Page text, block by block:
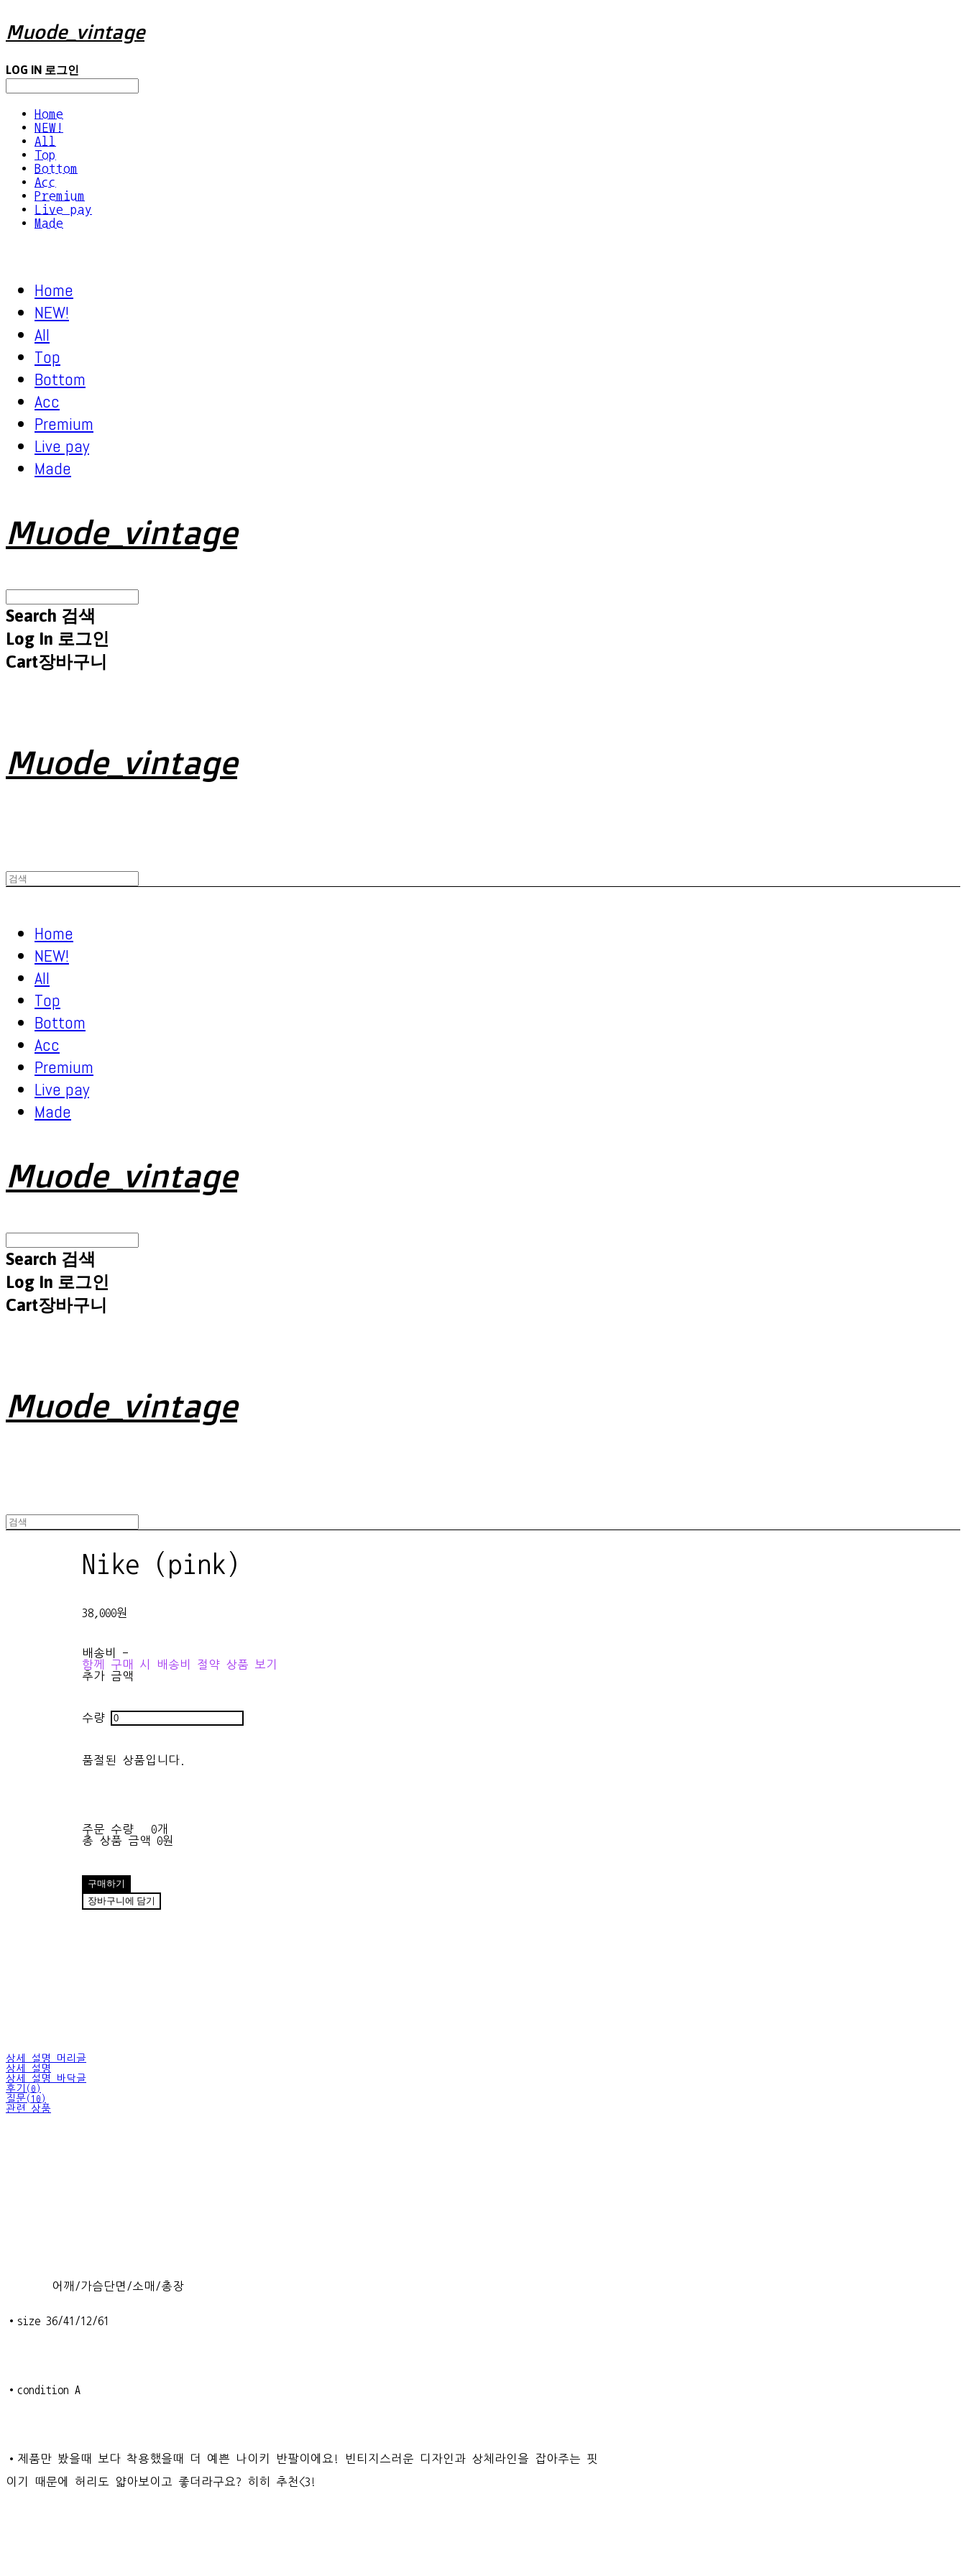
Muode_vintage
LOG IN 로그인
Home
NEW!
All
Top
Bottom
Acc
Premium
Live pay
Made
Home
NEW!
All
Top
Bottom
Acc
Premium
Live pay
Made
Muode_vintage
Search 검색
Log In 로그인
Cart장바구니
Muode_vintage
Home
NEW!
All
Top
Bottom
Acc
Premium
Live pay
Made
Muode_vintage
Search 검색
Log In 로그인
Cart장바구니
Muode_vintage
Nike (pink)
38,000원
배송비 -
함께 구매 시 배송비 절약 상품 보기
추가 금액
수량
품절된 상품입니다.
주문 수량
0개
총 상품 금액
0원
구매하기
장바구니에 담기
상세 설명 머리글
상세 설명
상세 설명 바닥글
후기(0)
질문(10)
관련 상품
어깨/가슴단면/소매/총장
•size 36/41/12/61
•condition A
•제품만 봤을때 보다 착용했을때 더 예쁜 나이키 반팔이에요! 빈티지스러운 디자인과 상체라인을 잡아주는 핏
이기 때문에 허리도 얇아보이고 좋더라구요? 히히 추천<3!